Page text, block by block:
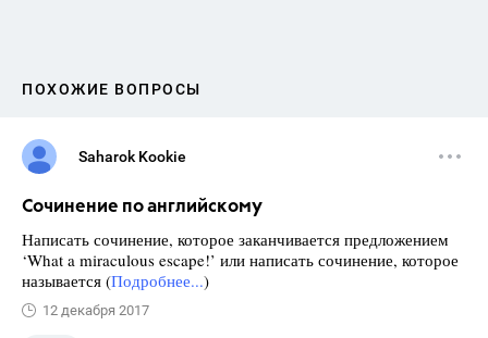
ПОХОЖИЕ ВОПРОСЫ
Saharok Kookie
Сочинение по английскому
Написать сочинение, которое заканчивается предложением
‘What a miraculous escape!’ или написать сочинение, которое
называется (Подробнее...)
12 декабря 2017